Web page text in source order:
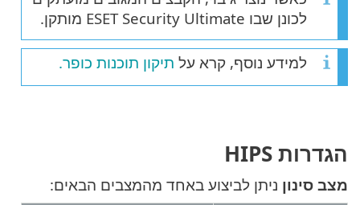
לכונן שבו ESET Security Ultimate מותקן.
למידע נוסף, קרא על תיקון תוכנות כופר.
הגדרות HIPS
מצב סינון ניתן לביצוע באחד מהמצבים הבאים: